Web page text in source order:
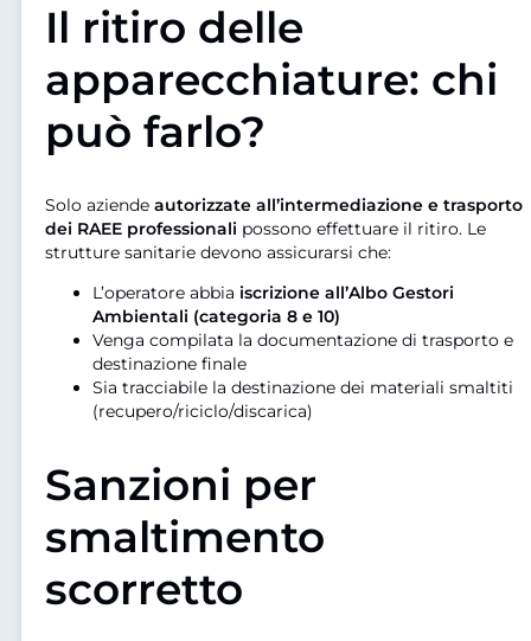
Il ritiro delle
apparecchiature: chi
può farlo?
Solo aziende autorizzate all’intermediazione e trasporto
dei RAEE professionali possono effettuare il ritiro. Le
strutture sanitarie devono assicurarsi che:
L’operatore abbia iscrizione all’Albo Gestori
Ambientali (categoria 8 e 10)
Venga compilata la documentazione di trasporto e
destinazione finale
Sia tracciabile la destinazione dei materiali smaltiti
(recupero/riciclo/discarica)
Sanzioni per
smaltimento
scorretto